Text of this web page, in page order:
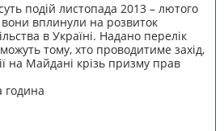
подій листопада 2013 – лютого
вплинули на розвиток
в Україні. Надано перелік
тому, хто проводитиме захід,
на Майдані крізь призму прав
година